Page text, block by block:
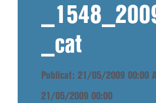
_cat
Publicat: 21/05/2009 00:00
21/05/2009 00:00